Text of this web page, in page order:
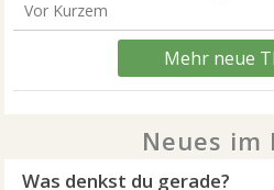
Vor Kurzem
Mehr neue
Neues im
Was denkst du gerade?